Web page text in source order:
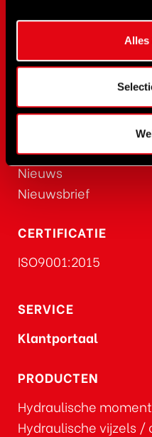
Alles
CEJN
Hydraulics
ACTUEEL
Vacatures
Nieuws
Nieuwsbrief
CERTIFICATIE
ISO9001:2015
SERVICE
Klantportaal
PRODUCTEN
Hydraulische
Hydraulische vijzels /